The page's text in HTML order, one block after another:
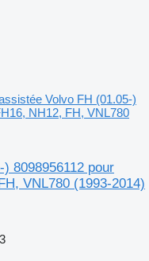
Volvo FH (01.05-)
NH12, FH, VNL780
8098956112 pour
VNL780 (1993-2014)